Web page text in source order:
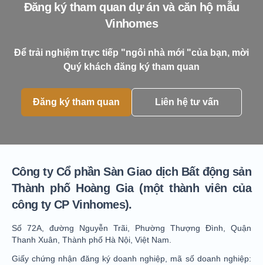
Đăng ký tham quan dự án và căn hộ mẫu
Vinhomes
Để trải nghiệm trực tiếp "ngôi nhà mới "của bạn, mời
Quý khách đăng ký tham quan
Đăng ký tham quan Liên hệ tư vấn
Công ty Cổ phần Sàn Giao dịch Bất động sản
Thành phố Hoàng Gia (một thành viên của
công ty CP Vinhomes).
Số 72A, đường Nguyễn Trãi, Phường Thượng Đình, Quận
Thanh Xuân, Thành phố Hà Nội, Việt Nam.
Giấy chứng nhận đăng ký doanh nghiệp, mã số doanh nghiệp: